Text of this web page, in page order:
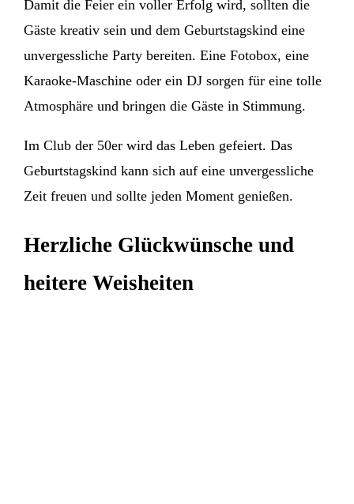
Damit die Feier ein voller Erfolg wird, sollten die
Gäste kreativ sein und dem Geburtstagskind eine
unvergessliche Party bereiten. Eine Fotobox, eine
Karaoke-Maschine oder ein DJ sorgen für eine tolle
Atmosphäre und bringen die Gäste in Stimmung.
Im Club der 50er wird das Leben gefeiert. Das
Geburtstagskind kann sich auf eine unvergessliche
Zeit freuen und sollte jeden Moment genießen.
Herzliche Glückwünsche und
heitere Weisheiten